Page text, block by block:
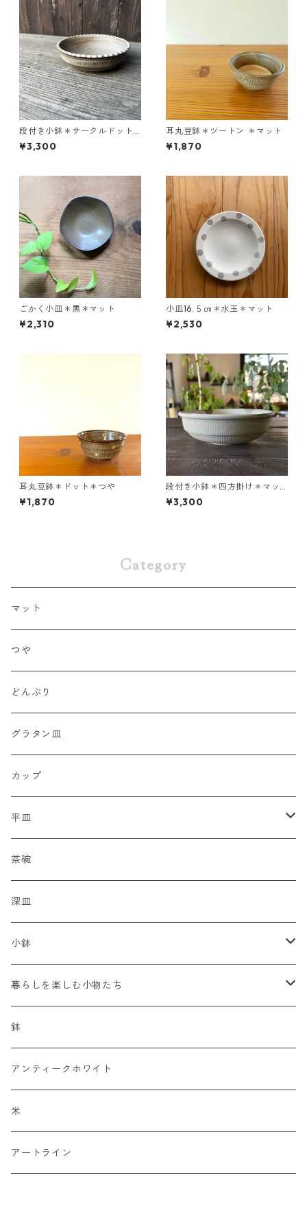
段付き小鉢＊サークルドット
＊マット
¥3,300
耳丸豆鉢＊ツートン ＊マット
¥1,870
ごかく小皿＊黒＊マット
¥2,310
小皿16.５㎝＊水玉＊マット
¥2,530
耳丸豆鉢＊ドット＊つや
¥1,870
段付き小鉢＊四方掛け＊マッ
ト
¥3,300
Category
マット
つや
どんぶり
グラタン皿
カップ
平皿
豆皿
小皿
大皿
中皿
茶碗
深皿
小鉢
豆鉢
小鉢
暮らしを楽しむ小物たち
オーナメント
つや
マット
鉢
アンティークホワイト
米
アートライン